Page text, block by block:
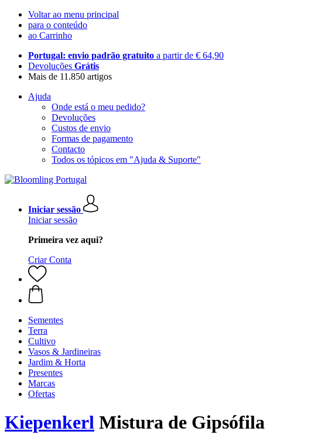
Voltar ao menu principal
para o conteúdo
ao Carrinho
Portugal: envio padrão gratuito a partir de € 64,90
Devoluções Grátis
Mais de 11.850 artigos
Ajuda
Onde está o meu pedido?
Devoluções
Custos de envio
Formas de pagamento
Contacto
Todos os tópicos em "Ajuda & Suporte"
Iniciar sessão
Iniciar sessão
Primeira vez aqui?
Criar Conta
Sementes
Terra
Cultivo
Vasos & Jardineiras
Jardim & Horta
Presentes
Marcas
Ofertas
Kiepenkerl Mistura de Gipsófila